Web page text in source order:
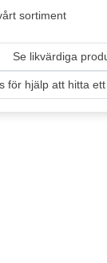
sortiment
Se likvärdiga
för hjälp att hitta